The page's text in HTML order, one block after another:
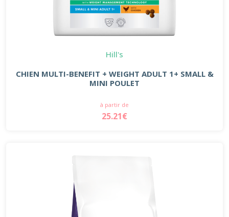
Hill's
CHIEN MULTI-BENEFIT + WEIGHT ADULT 1+ SMALL &
MINI POULET
à partir de
25.21€